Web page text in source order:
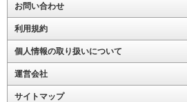
お問い合わせ
利用規約
個人情報の取り扱いについて
運営会社
サイトマップ